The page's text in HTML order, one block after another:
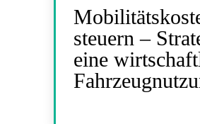
steuern –
eine